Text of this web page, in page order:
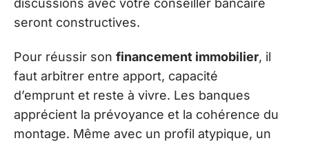
discussions avec votre conseiller bancaire
seront constructives.
Pour réussir son financement immobilier, il
faut arbitrer entre apport, capacité
d’emprunt et reste à vivre. Les banques
apprécient la prévoyance et la cohérence du
montage. Même avec un profil atypique, un